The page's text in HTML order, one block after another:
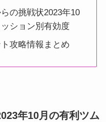
の挑戦状2023年10
ション別有効度
攻略情報まとめ
年10月の有利ツム